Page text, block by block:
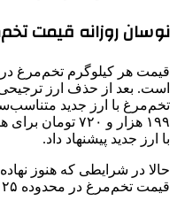
نوسان روزانه قیمت
قیمت هر کیلوگرم تخم‌مرغ
است. بعد از حذف ارز
تخم‌مرغ با ارز جدید
۱۹۹ هزار و ۷۲۰
با ارز جدید پیشنهاد داد.
حالا در شرایطی که هنوز
قیمت تخم‌مرغ در محدوده ۱۲۵ هزار تومان در نوسان است.